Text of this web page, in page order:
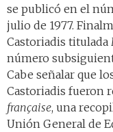
se publicó en el
julio de 1977.
Castoriadis titulada
número
Cabe señalar que
Castoriadis fueron
française, una
Unión General de